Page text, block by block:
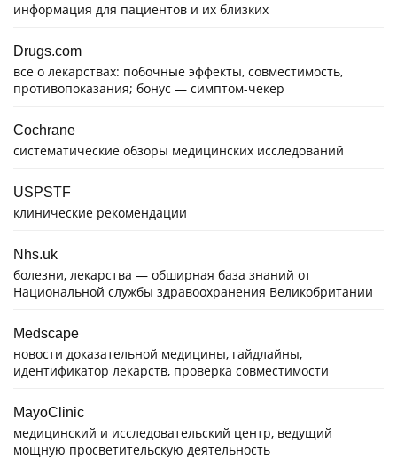
информация для пациентов и их близких
Drugs.com
все о лекарствах: побочные эффекты, совместимость,
противопоказания; бонус — симптом-чекер
Cochrane
систематические обзоры медицинских исследований
USPSTF
клинические рекомендации
Nhs.uk
болезни, лекарства — обширная база знаний от
Национальной службы здравоохранения Великобритании
Medscape
новости доказательной медицины, гайдлайны,
идентификатор лекарств, проверка совместимости
MayoClinic
медицинский и исследовательский центр, ведущий
мощную просветительскую деятельность